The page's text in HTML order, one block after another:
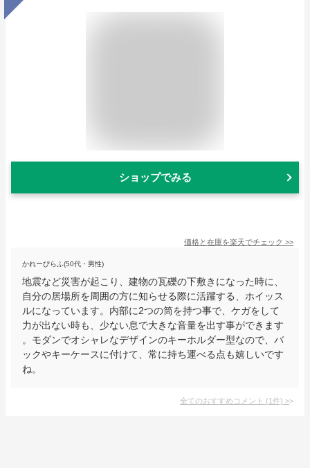
ショップでみる
価格と在庫を楽天でチェック >>
かれーぴらふ(50代・男性)
地震など災害が起こり、建物の瓦礫の下敷きになった時に、
自分の居場所を周囲の方に知らせる際に活躍する、ホイッス
ルになっています。内部に2つの筒を持つ事で、ケガをして
力が出ない時も、少ない息で大きな音量を出す事ができます
。モダンでオシャレなデザインのキーホルダー型なので、バ
ックやキーケースに付けて、常に持ち運べる点も嬉しいです
ね。
全てのおすすめコメント (1件) >